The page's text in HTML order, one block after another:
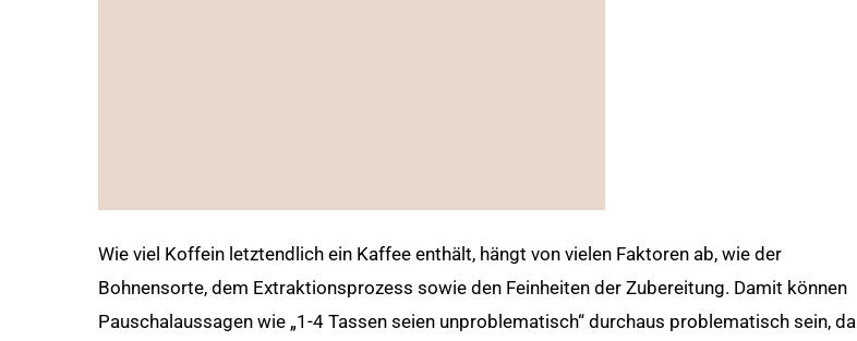
Wie viel Koffein letztendlich ein Kaffee enthält, hängt von vielen Faktoren ab, wie der
Bohnensorte, dem Extraktionsprozess sowie den Feinheiten der Zubereitung. Damit können
Pauschalaussagen wie „1-4 Tassen seien unproblematisch“ durchaus problematisch sein, da